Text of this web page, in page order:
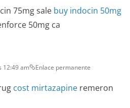
75mg sale buy indocin 50mg
50mg ca
12:49 am Enlace permanente
cost mirtazapine remeron